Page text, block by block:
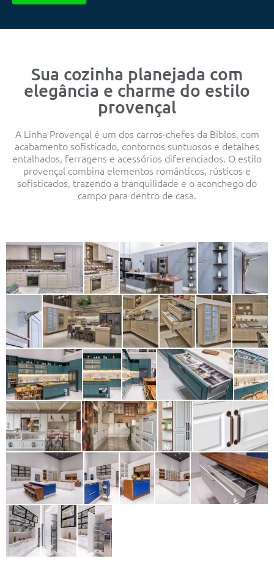
Sua cozinha planejada com
elegância e charme do estilo
provençal
A Linha Provençal é um dos carros-chefes da Biblos, com
acabamento sofisticado, contornos suntuosos e detalhes
entalhados, ferragens e acessórios diferenciados. O estilo
provençal combina elementos românticos, rústicos e
sofisticados, trazendo a tranquilidade e o aconchego do
campo para dentro de casa.